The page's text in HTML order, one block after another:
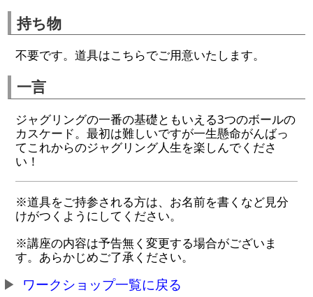
持ち物
不要です。道具はこちらでご用意いたします。
一言
ジャグリングの一番の基礎ともいえる3つのボールの
カスケード。最初は難しいですが一生懸命がんばっ
てこれからのジャグリング人生を楽しんでくださ
い！
※道具をご持参される方は、お名前を書くなど見分
けがつくようにしてください。
※講座の内容は予告無く変更する場合がございま
す。あらかじめご了承ください。
ワークショップ一覧に戻る